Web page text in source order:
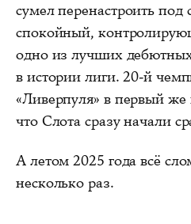
сумел перенастроить под
спокойный,
одно из лучших
в истории лиги. 20-й
«Ливерпуля» в первый же
что Слота сразу начали
А летом 2025 года всё
несколько раз.